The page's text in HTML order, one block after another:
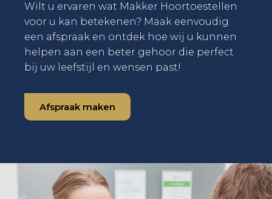
Wilt u ervaren wat Makker Hoortoestellen
voor u kan betekenen? Maak eenvoudig
een afspraak en ontdek hoe wij u kunnen
helpen aan een beter gehoor die perfect
bij uw leefstijl en wensen past!
Afspraak maken